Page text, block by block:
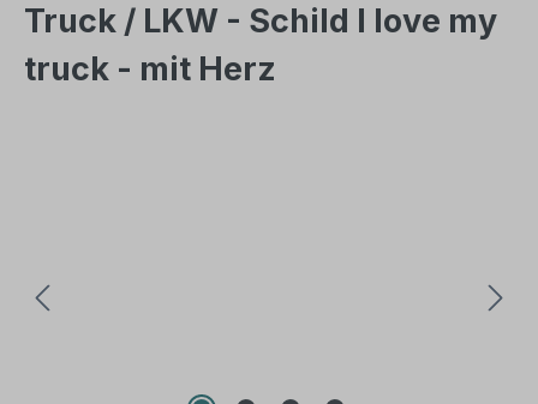
Truck / LKW - Schild I love my
truck - mit Herz